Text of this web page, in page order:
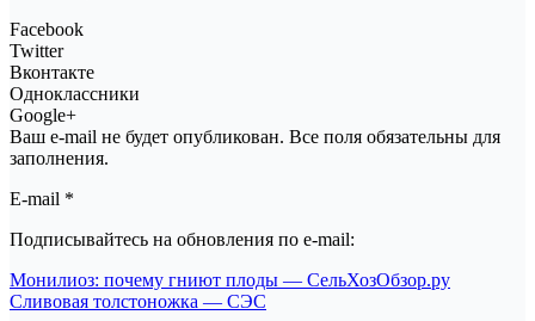
Facebook
Twitter
Вконтакте
Одноклассники
Google+
Ваш e-mail не будет опубликован. Все поля обязательны для
заполнения.
E-mail *
Подписывайтесь на обновления по e-mail:
Навигация
Монилиоз: почему гниют плоды — СельХозОбзор.ру
Сливовая толстоножка — СЭС